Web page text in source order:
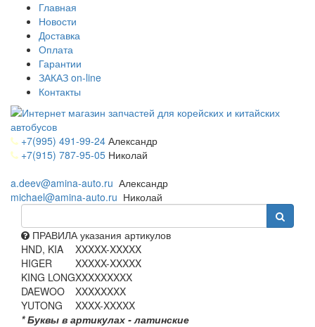
Главная
Новости
Доставка
Оплата
Гарантии
ЗАКАЗ on-line
Контакты
+7(995) 491-99-24 Александр
+7(915) 787-95-05 Николай
a.deev@amina-auto.ru Александр
michael@amina-auto.ru Николай
ПРАВИЛА указания артикулов
HND, KIA
XXXXX-XXXXX
HIGER
XXXXX-XXXXX
KING LONGXXXXXXXXX
DAEWOO
XXXXXXXX
YUTONG
XXXX-XXXXX
* Буквы в артикулах - латинские